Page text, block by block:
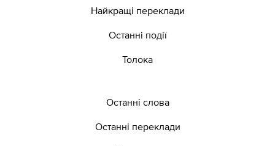
Найкращі переклади
Останні події
Толока
Останні слова
Останні переклади